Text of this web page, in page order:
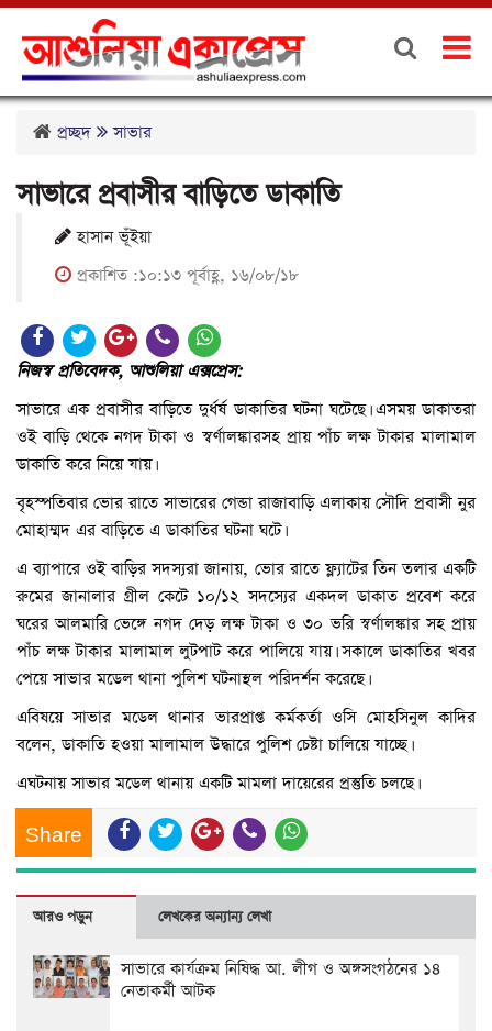
প্রচ্ছদ সাভার
সাভারে প্রবাসীর বাড়িতে ডাকাতি
হাসান ভূঁইয়া
প্রকাশিত :১০:১৩ পূর্বাহ্ণ, ১৬/০৮/১৮
নিজস্ব প্রতিবেদক, আশুলিয়া এক্সপ্রেস:
সাভারে এক প্রবাসীর বাড়িতে দুর্ধর্ষ ডাকাতির ঘটনা ঘটেছে। এসময় ডাকাতরা
ওই বাড়ি থেকে নগদ টাকা ও স্বর্ণালঙ্কারসহ প্রায় পাঁচ লক্ষ টাকার মালামাল
ডাকাতি করে নিয়ে যায়।
বৃহস্পতিবার ভোর রাতে সাভারের গেন্ডা রাজাবাড়ি এলাকায় সৌদি প্রবাসী নুর
মোহাম্মদ এর বাড়িতে এ ডাকাতির ঘটনা ঘটে।
এ ব্যাপারে ওই বাড়ির সদস্যরা জানায়, ভোর রাতে ফ্ল্যাটের তিন তলার একটি
রুমের জানালার গ্রীল কেটে ১০/১২ সদস্যের একদল ডাকাত প্রবেশ করে
ঘরের আলমারি ভেঙ্গে নগদ দেড় লক্ষ টাকা ও ৩০ ভরি স্বর্ণালঙ্কার সহ প্রায়
পাঁচ লক্ষ টাকার মালামাল লুটপাট করে পালিয়ে যায়। সকালে ডাকাতির খবর
পেয়ে সাভার মডেল থানা পুলিশ ঘটনাস্থল পরিদর্শন করেছে।
এবিষয়ে সাভার মডেল থানার ভারপ্রাপ্ত কর্মকর্তা ওসি মোহসিনুল কাদির
বলেন, ডাকাতি হওয়া মালামাল উদ্ধারে পুলিশ চেষ্টা চালিয়ে যাচ্ছে।
এঘটনায় সাভার মডেল থানায় একটি মামলা দায়েরের প্রস্তুতি চলছে।
Share
আরও পড়ুন লেখকের অন্যান্য লেখা
সাভারে কার্যক্রম নিষিদ্ধ আ. লীগ ও অঙ্গসংগঠনের ১৪
নেতাকর্মী আটক